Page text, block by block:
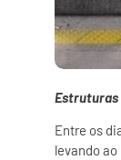
Estruturas
Entre os
levando